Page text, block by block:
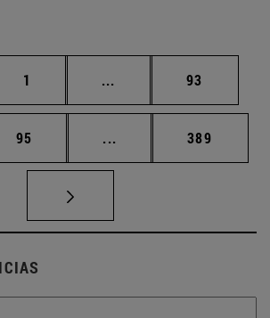
Página
1 ... Páginas intermedias
Página
93
Página
95 ... Páginas intermedias
Página
389